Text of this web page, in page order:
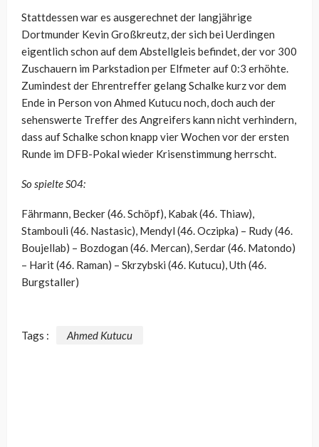
Stattdessen war es ausgerechnet der langjährige
Dortmunder Kevin Großkreutz, der sich bei Uerdingen
eigentlich schon auf dem Abstellgleis befindet, der vor 300
Zuschauern im Parkstadion per Elfmeter auf 0:3 erhöhte.
Zumindest der Ehrentreffer gelang Schalke kurz vor dem
Ende in Person von Ahmed Kutucu noch, doch auch der
sehenswerte Treffer des Angreifers kann nicht verhindern,
dass auf Schalke schon knapp vier Wochen vor der ersten
Runde im DFB-Pokal wieder Krisenstimmung herrscht.
So spielte S04:
Fährmann, Becker (46. Schöpf), Kabak (46. Thiaw),
Stambouli (46. Nastasic), Mendyl (46. Oczipka) – Rudy (46.
Boujellab) – Bozdogan (46. Mercan), Serdar (46. Matondo)
– Harit (46. Raman) – Skrzybski (46. Kutucu), Uth (46.
Burgstaller)
Tags : Ahmed Kutucu